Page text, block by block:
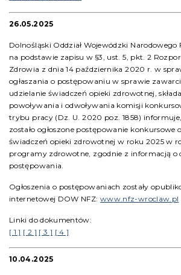
26.05.2025
Dolnośląski Oddział Wojewódzki
na podstawie zapisu w §3, ust. 5, pkt. 2
Zdrowia z dnia 14 października 2020 r. w
ogłaszania o postępowaniu w sprawie
udzielanie świadczeń opieki zdrowotnej,
powoływania i odwoływania komisji
trybu pracy (Dz. U. 2020 poz. 1858)
zostało ogłoszone postępowanie konkursowe
świadczeń opieki zdrowotnej w roku 2025 w
programy zdrowotne, zgodnie z informacją o
postępowania.
Ogłoszenia o postępowaniach zostały
internetowej DOW NFZ: www.nfz-wroclaw.pl
Linki do dokumentów:
[ 1 ] [ 2 ] [ 3 ] [ 4 ]
10.04.2025